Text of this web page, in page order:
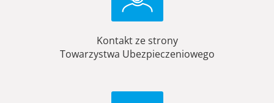
Kontakt ze strony
Towarzystwa Ubezpieczeniowego